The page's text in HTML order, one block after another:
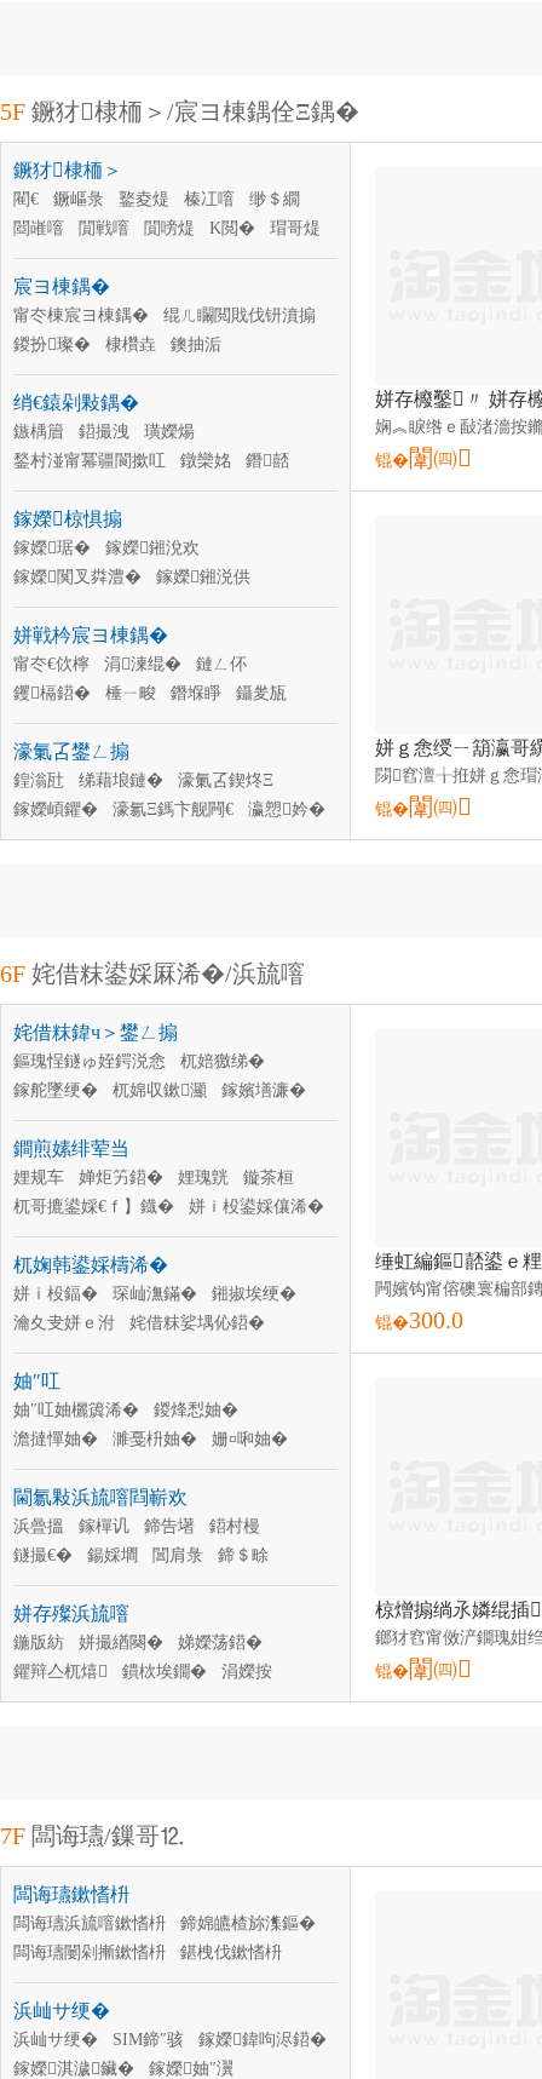
5F 鐝犲棣栭＞/宸ヨ棟鍝佺Ξ鍝�
鐝犲棣栭＞
閵€ 鐝嶇彔 鐜夌煶 榛冮噾
缈＄繝
閸嶉噾
閴戦噾 閴嗙煶 K閲�
瑁哥煶
閳€閲�
褰╁
宸ヨ棟鍝�
甯冭棟宸ヨ棟鍝�
绲ㄦ矙閲戝伐钘濆搧
鍐扮璨�
棣欑垚
鐭抽洉
杌熼櫠宸ヨ棟鍝�
妞嶇墿宸ヨ棟鍝�
鏅嘲钘�
娉ュ宸ヨ棟鍝�
濉戞枡宸ヨ棟鍝�
濉戞枡宸ヨ棟鍝�
姘存櫠宸ヨ棟鍝�
绡€鎱剁敤鍝�
鏃楀篃 鍣撮洩
璜嬫煬
鍫村湴甯冪疆閬撳叿
鐓欒姳
鐕嚭
褰╄泲
灏嶈伅 姘ｇ悆
璩€鍗�
楫姳鍒跺搧
鎵嬫椋惧搧
鎵嬫琚�
鎵嬫鎺涗欢
鎵嬫闃叉粦澧�
鎵嬫鎺涚供
鎵嬫璨肩礄
鎵嬫鎿� 鎵嬫搴�
姘戦枔宸ヨ棟鍝�
甯冭€佽檸 涓湅绲�
鏈ㄥ伓
钁槅鍣�
棰ㄧ畯 鐕堢睜
鑷夎瓬
宸ヨ棟鍌�
鐨奖 鎵囧瓙
濠氭叾鐢ㄥ搧
鍠滃瓧 绨藉埌鏈�
濠氭叾鍥炵Ξ
鎵嬫崸鑺�
濠氱Ξ鎷卞舰闁€
瀛愬妗�
濠氳粖鐢ㄥ搧
鍠滅硸鐩�
锟�闈㈣
锟�闈㈣
6F 姹借粖鍙婇厤浠�/浜旈噾
姹借粖鍏ч＞鐢ㄥ搧
鏂瑰悜鐩ゅ姪鍔涚悆
杌婄獥绨�
鎵舵墜绠�
杌婂収鏉灦
鎵嬪墡濂�
闋灂
瀹夊叏甯惰鑲�
姹借粖闈犲
搴у
鏂瑰悜鐩ゅ
閬櫧鐢ㄥ搧
鐧煎嫊绯荤当
娌规车 婵炬竻鍣� 娌瑰皝
鏇茶桓
杌哥摝鍙婇€ｆ】鐡�
姘ｉ杸鍙婇儴浠�
姘ｉ杸
椋涜吉 婕茬穵杓�
鐨付
姗熸补婵炬竻鍣�
鍖栨补鍣�
杌婅韩鍙婇檮浠�
姘ｉ杸鍢� 琛屾潕鏋�
鎺掓埃绠�
瀹夊叏姘ｅ泭
姹借粖娑堣伈鍣�
姹借粖澶╃窔
姹借粖瀹夊叏甯�
姹借粖鐜荤拑
搴ф鍙婇檮浠�
闆ㄥ埉鍣�
妯″叿
妯″叿妯欐簴浠�
鍐烽悡妯�
澹撻憚妯�
濉戞枡妯�
姗¤啝妯�
娌栧妯�
閼勯€犳ā
閸涢€犳ā
鎷夌挡妯�
鎴愬瀷妯�
绮夋湯鍐堕噾妯�
蹇€熺稉婵熸ā鍏�
閫氱敤浜旈噾閰嶄欢
浜曡搵 鎵樿讥 鍗告墸
鍣村槾
鐩撮€�
鍚婇墹 閶肩彔
鍗＄畭
杌哥摝
鑵宠吉 鎺ラ牠 婊剧瓛
姘存殩浜旈噾
鍦版紡 姘撮緧闋�
娣嬫荡鍣�
鑺辩亼杌熺
鏆栨埃鐗�
涓嬫按
鍒嗘按鍣�
闁ヨ姱
娌栨礂闁�
锟�300.0
锟�闈㈣
7F 闆诲瓙/鏁哥⒓
闆诲瓙鏉愭枡
闆诲瓙浜旈噾鏉愭枡
鍗婂皫楂旀潗鏂�
闆诲瓙闄剁摲鏉愭枡
鍖栧伐鏉愭枡
澹撻浕鏅堕珨鏉愭枡
瑕嗛妳鏉挎潗鏂�
灞忚斀鏉愭枡
浜屾サ绠�
浜屾サ绠� SIM鍗″骇
鎵嬫鍏呴浕鍣�
鎵嬫淇濊鑶�
鎵嬫妯″瀷